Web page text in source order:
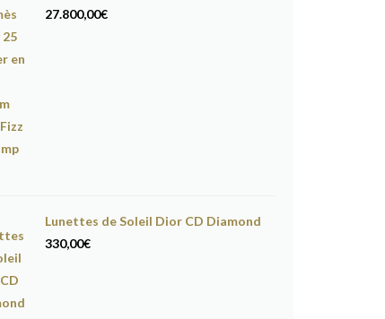
27.800,00€
Lunettes de Soleil Dior CD Diamond
330,00€